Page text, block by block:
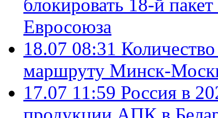
блокировать 18-й
Евросоюза
18.07 08:31
маршруту Минск-
17.07 11:59 Россия в